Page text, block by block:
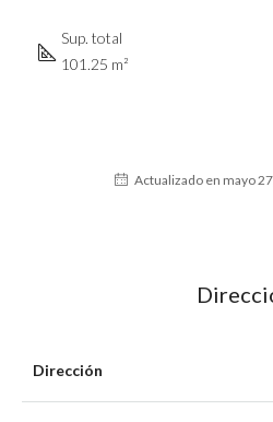
Sup. total
101.25 m²
Actualizado en mayo
Dirección